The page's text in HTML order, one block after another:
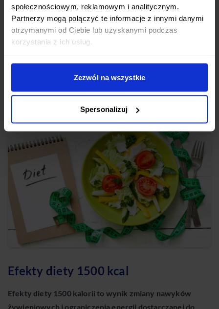
społecznościowym, reklamowym i analitycznym.
Partnerzy mogą połączyć te informacje z innymi danymi
otrzymanymi od Ciebie lub uzyskanymi podczas
korzystania z ich usług.
Zezwól na wszystkie
Spersonalizuj
sałatka z krewetkami, tuńczykiem lub kurczakiem;
pasta twarogowa z warzywami, chrupkie pieczywo i pół
wędzona ryba (około 100 g) i chleb cienko
Efekty diety 1500 kcal
Efekty diety 1500 kalorii to wynik zmiany nawyków
żywieniowych i ograniczenia energii dostarczanej do